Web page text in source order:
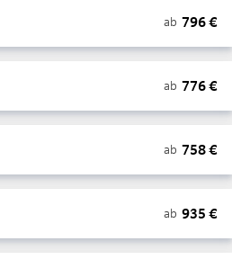
ab 796€
ab 776€
ab 758€
ab 935 €